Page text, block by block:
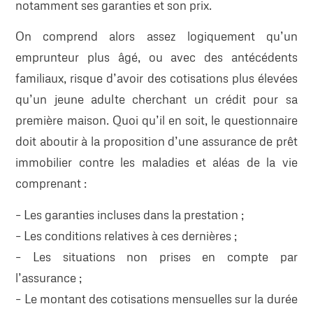
notamment ses garanties et son prix.
On comprend alors assez logiquement qu’un
emprunteur plus âgé, ou avec des antécédents
familiaux, risque d’avoir des cotisations plus élevées
qu’un jeune adulte cherchant un crédit pour sa
première maison. Quoi qu’il en soit, le questionnaire
doit aboutir à la proposition d’une assurance de prêt
immobilier contre les maladies et aléas de la vie
comprenant :
– Les garanties incluses dans la prestation ;
– Les conditions relatives à ces dernières ;
– Les situations non prises en compte par
l’assurance ;
– Le montant des cotisations mensuelles sur la durée